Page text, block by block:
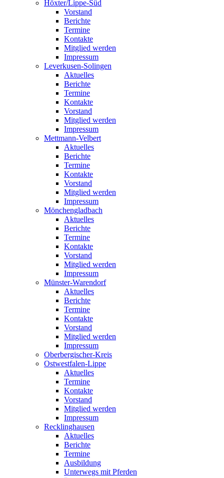
Höxter/Lippe-Süd
Vorstand
Berichte
Termine
Kontakte
Mitglied werden
Impressum
Leverkusen-Solingen
Aktuelles
Berichte
Termine
Kontakte
Vorstand
Mitglied werden
Impressum
Mettmann-Velbert
Aktuelles
Berichte
Termine
Kontakte
Vorstand
Mitglied werden
Impressum
Mönchengladbach
Aktuelles
Berichte
Termine
Kontakte
Vorstand
Mitglied werden
Impressum
Münster-Warendorf
Aktuelles
Berichte
Termine
Kontakte
Vorstand
Mitglied werden
Impressum
Oberbergischer-Kreis
Ostwestfalen-Lippe
Aktuelles
Termine
Kontakte
Vorstand
Mitglied werden
Impressum
Recklinghausen
Aktuelles
Berichte
Termine
Ausbildung
Unterwegs mit Pferden